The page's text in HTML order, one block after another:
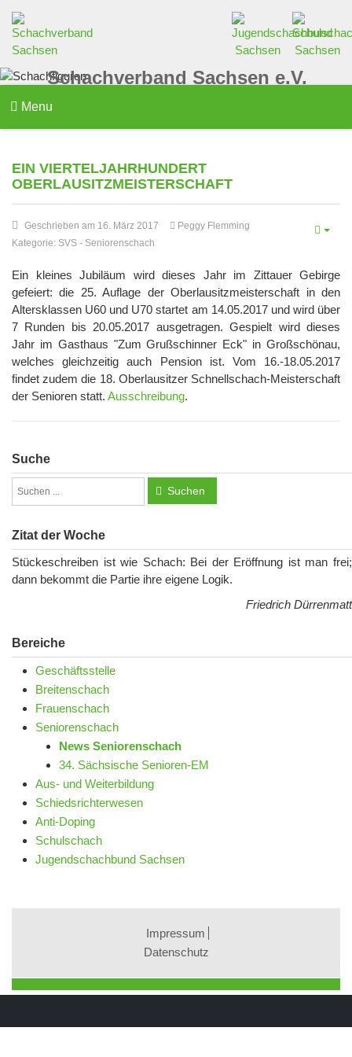
Schachverband Sachsen e.V.
Menu
EIN VIERTELJAHRHUNDERT
OBERLAUSITZMEISTERSCHAFT
Geschrieben am 16. März 2017
Peggy Flemming
Kategorie: SVS - Seniorenschach
Ein kleines Jubiläum wird dieses Jahr im Zittauer Gebirge
gefeiert: die 25. Auflage der Oberlausitzmeisterschaft in den
Altersklassen U60 und U70 startet am 14.05.2017 und wird über
7 Runden bis 20.05.2017 ausgetragen. Gespielt wird dieses
Jahr im Gasthaus "Zum Grußschinner Eck" in Großschönau,
welches gleichzeitig auch Pension ist. Vom 16.-18.05.2017
findet zudem die 18. Oberlausitzer Schnellschach-Meisterschaft
der Senioren statt. Ausschreibung.
Suche
Suchen
Zitat der Woche
Stückeschreiben ist wie Schach: Bei der Eröffnung ist man frei;
dann bekommt die Partie ihre eigene Logik.
Friedrich Dürrenmatt
Bereiche
Geschäftsstelle
Breitenschach
Frauenschach
Seniorenschach
News Seniorenschach
34. Sächsische Senioren-EM
Aus- und Weiterbildung
Schiedsrichterwesen
Anti-Doping
Schulschach
Jugendschachbund Sachsen
Impressum
Datenschutz